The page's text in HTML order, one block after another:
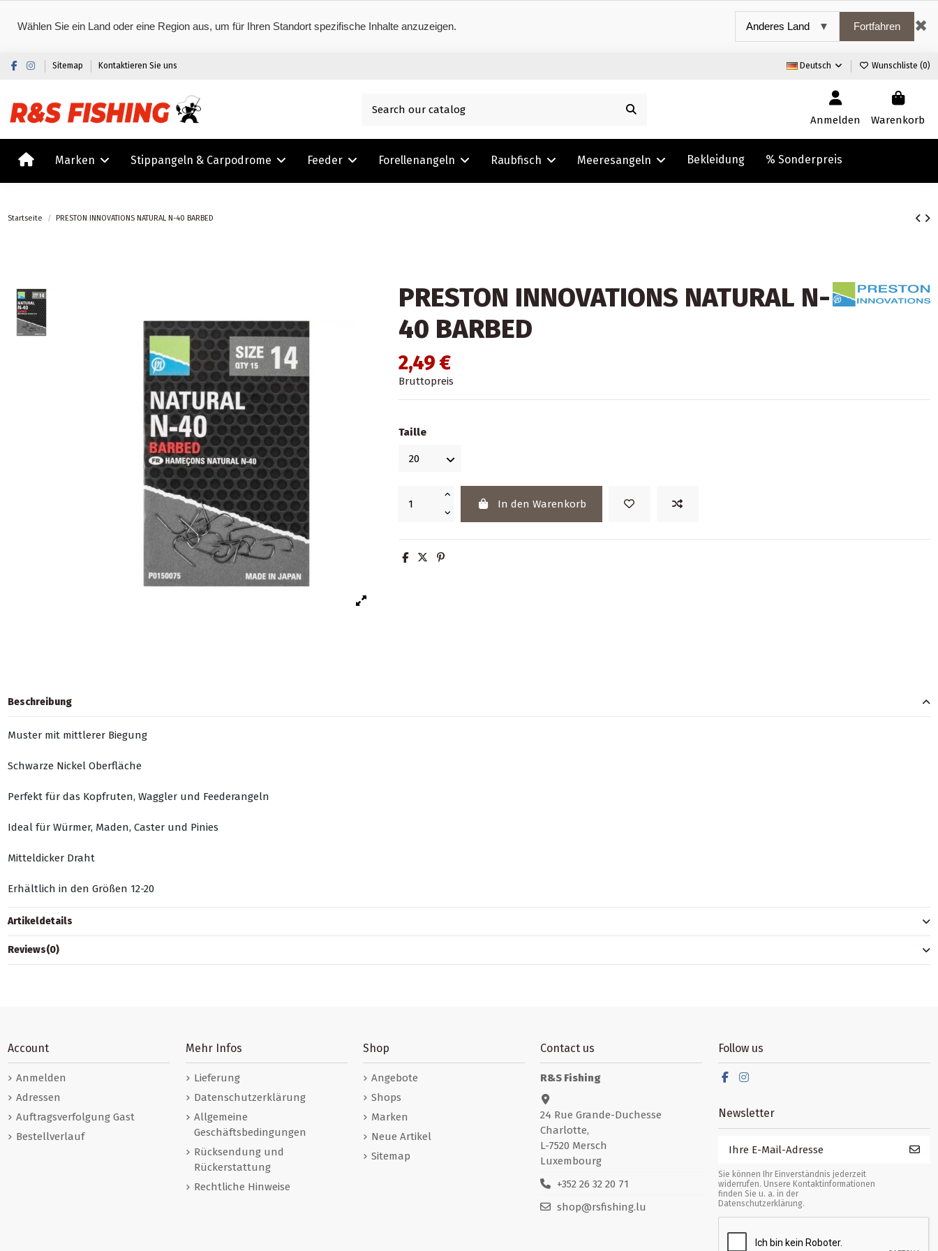
Wählen Sie ein Land oder eine Region aus, um für Ihren Standort spezifische Inhalte anzuzeigen. Fortfahren ✖
Sitemap Kontaktieren Sie uns Deutsch Wunschliste (0)
Anmelden Warenkorb
Marken Stippangeln & Carpodrome Feeder Forellenangeln Raubfisch Meeresangeln Bekleidung % Sonderpreis
Startseite PRESTON INNOVATIONS NATURAL N-40 BARBED
PRESTON INNOVATIONS NATURAL N-
40 BARBED
2,49 €
Bruttopreis
Taille
In den Warenkorb
Beschreibung
Muster mit mittlerer Biegung
Schwarze Nickel Oberfläche
Perfekt für das Kopfruten, Waggler und Feederangeln
Ideal für Würmer, Maden, Caster und Pinies
Mitteldicker Draht
Erhältlich in den Größen 12-20
Artikeldetails
Reviews(0)
Account
Anmelden
Adressen
Auftragsverfolgung Gast
Bestellverlauf
Mehr Infos
Lieferung
Datenschutzerklärung
Allgemeine
Geschäftsbedingungen
Rücksendung und
Rückerstattung
Rechtliche Hinweise
Shop
Angebote
Shops
Marken
Neue Artikel
Sitemap
Contact us
R&S Fishing
24 Rue Grande-Duchesse
Charlotte,
L-7520 Mersch
Luxembourg
+352 26 32 20 71
shop@rsfishing.lu
Follow us
Newsletter
Sie können Ihr Einverständnis jederzeit
widerrufen. Unsere Kontaktinformationen
finden Sie u. a. in der
Datenschutzerklärung.